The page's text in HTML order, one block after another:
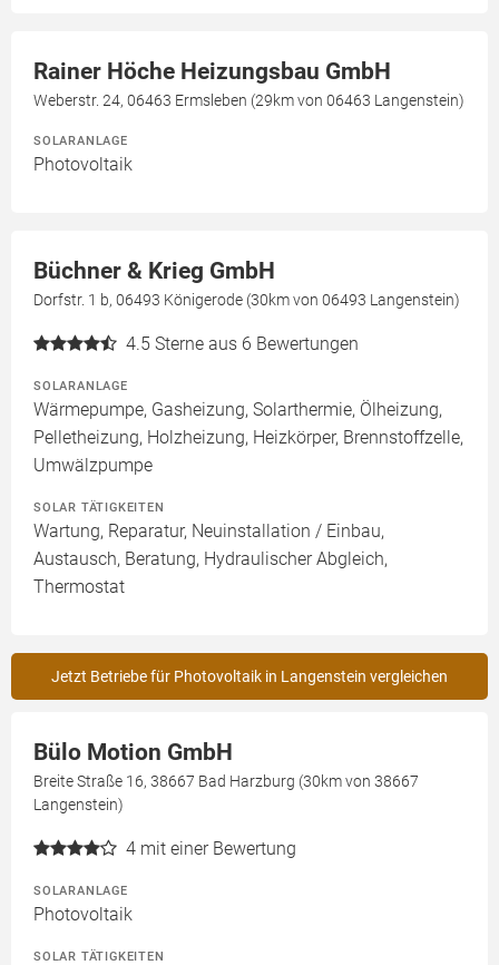
Rainer Höche Heizungsbau GmbH
Weberstr. 24, 06463 Ermsleben (29km von 06463 Langenstein)
SOLARANLAGE
Photovoltaik
Büchner & Krieg GmbH
Dorfstr. 1 b, 06493 Königerode (30km von 06493 Langenstein)
4.5 Sterne aus 6 Bewertungen
SOLARANLAGE
Wärmepumpe, Gasheizung, Solarthermie, Ölheizung,
Pelletheizung, Holzheizung, Heizkörper, Brennstoffzelle,
Umwälzpumpe
SOLAR TÄTIGKEITEN
Wartung, Reparatur, Neuinstallation / Einbau,
Austausch, Beratung, Hydraulischer Abgleich,
Thermostat
Jetzt Betriebe für Photovoltaik in Langenstein vergleichen
Bülo Motion GmbH
Breite Straße 16, 38667 Bad Harzburg (30km von 38667
Langenstein)
4 mit einer Bewertung
SOLARANLAGE
Photovoltaik
SOLAR TÄTIGKEITEN